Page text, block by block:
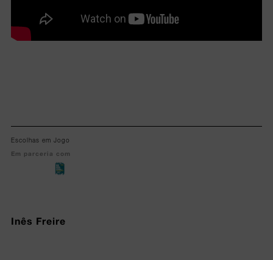
Escolhas em Jogo
Em parceria com
Inês Freire